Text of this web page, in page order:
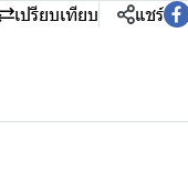
เปรียบเทียบ แชร์